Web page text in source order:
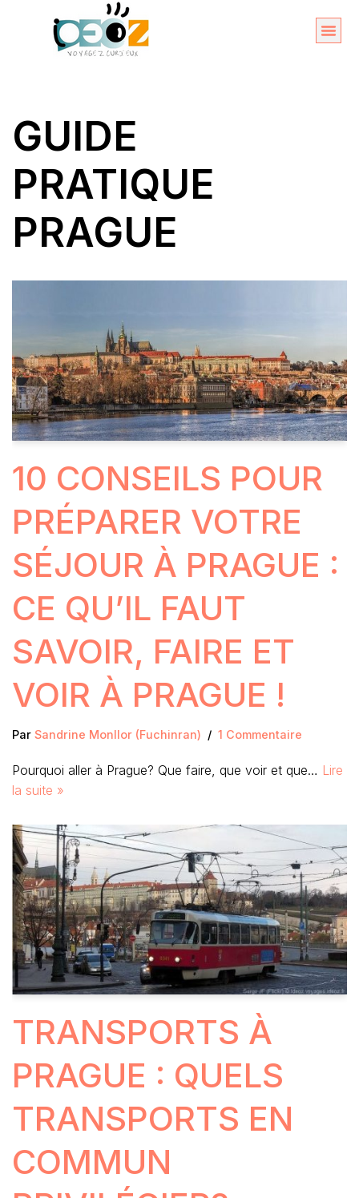
GUIDE
PRATIQUE
PRAGUE
10 CONSEILS POUR
PRÉPARER VOTRE
SÉJOUR À PRAGUE :
CE QU’IL FAUT
SAVOIR, FAIRE ET
VOIR À PRAGUE !
Par Sandrine Monllor (Fuchinran) 1 Commentaire
Pourquoi aller à Prague? Que faire, que voir et que… Lire
la suite »
TRANSPORTS À
PRAGUE : QUELS
TRANSPORTS EN
COMMUN